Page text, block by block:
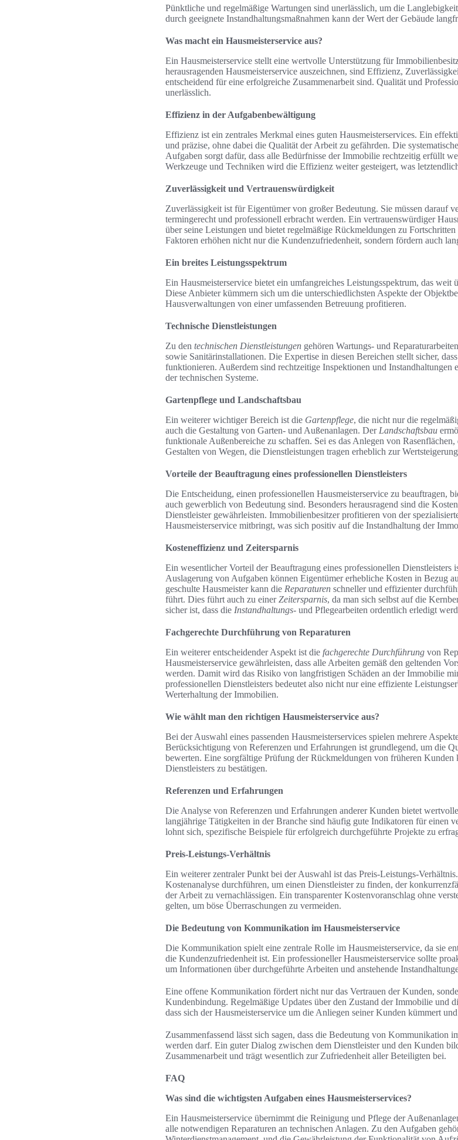
Pünktliche und regelmäßige Wartungen sind unerlässlich, um die
durch geeignete Instandhaltungsmaßnahmen kann der Wert der Gebäude
Was macht ein Hausmeisterservice aus?
Ein Hausmeisterservice stellt eine wertvolle Unterstützung für
herausragenden Hausmeisterservice auszeichnen, sind Effizienz,
entscheidend für eine erfolgreiche Zusammenarbeit sind. Qualität und
unerlässlich.
Effizienz in der Aufgabenbewältigung
Effizienz ist ein zentrales Merkmal eines guten Hausmeisterservices. Ein
und präzise, ohne dabei die Qualität der Arbeit zu gefährden. Die
Aufgaben sorgt dafür, dass alle Bedürfnisse der Immobilie rechtzeitig erfüllt
Werkzeuge und Techniken wird die Effizienz weiter gesteigert, was
Zuverlässigkeit und Vertrauenswürdigkeit
Zuverlässigkeit ist für Eigentümer von großer Bedeutung. Sie müssen darauf
termingerecht und professionell erbracht werden. Ein vertrauenswürdiger
über seine Leistungen und bietet regelmäßige Rückmeldungen zu
Faktoren erhöhen nicht nur die Kundenzufriedenheit, sondern fördern auch
Ein breites Leistungsspektrum
Ein Hausmeisterservice bietet ein umfangreiches Leistungsspektrum, das weit
Diese Anbieter kümmern sich um die unterschiedlichsten Aspekte der
Hausverwaltungen von einer umfassenden Betreuung profitieren.
Technische Dienstleistungen
Zu den technischen Dienstleistungen gehören Wartungs- und
sowie Sanitärinstallationen. Die Expertise in diesen Bereichen stellt sicher,
funktionieren. Außerdem sind rechtzeitige Inspektionen und
der technischen Systeme.
Gartenpflege und Landschaftsbau
Ein weiterer wichtiger Bereich ist die Gartenpflege, die nicht nur die
auch die Gestaltung von Garten- und Außenanlagen. Der Landschaftsbau
funktionale Außenbereiche zu schaffen. Sei es das Anlegen von
Gestalten von Wegen, die Dienstleistungen tragen erheblich zur
Vorteile der Beauftragung eines professionellen Dienstleisters
Die Entscheidung, einen professionellen Hausmeisterservice zu beauftragen,
auch gewerblich von Bedeutung sind. Besonders herausragend sind die
Dienstleister gewährleisten. Immobilienbesitzer profitieren von der
Hausmeisterservice mitbringt, was sich positiv auf die Instandhaltung der
Kosteneffizienz und Zeitersparnis
Ein wesentlicher Vorteil der Beauftragung eines professionellen Dienstleisters
Auslagerung von Aufgaben können Eigentümer erhebliche Kosten in Bezug
geschulte Hausmeister kann die Reparaturen schneller und effizienter
führt. Dies führt auch zu einerZeitersparnis, da man sich selbst auf die
sicher ist, dass die Instandhaltungs- und Pflegearbeiten ordentlich erledigt
Fachgerechte Durchführung von Reparaturen
Ein weiterer entscheidender Aspekt ist die fachgerechte Durchführung von
Hausmeisterservice gewährleisten, dass alle Arbeiten gemäß den geltenden
werden. Damit wird das Risiko von langfristigen Schäden an der Immobilie
professionellen Dienstleisters bedeutet also nicht nur eine effiziente
Werterhaltung der Immobilien.
Wie wählt man den richtigen Hausmeisterservice aus?
Bei der Auswahl eines passenden Hausmeisterservices spielen mehrere
Berücksichtigung von Referenzen und Erfahrungen ist grundlegend, um die
bewerten. Eine sorgfältige Prüfung der Rückmeldungen von früheren Kunden
Dienstleisters zu bestätigen.
Referenzen und Erfahrungen
Die Analyse von Referenzen und Erfahrungen anderer Kunden bietet
langjährige Tätigkeiten in der Branche sind häufig gute Indikatoren für einen
lohnt sich, spezifische Beispiele für erfolgreich durchgeführte Projekte zu
Preis-Leistungs-Verhältnis
Ein weiterer zentraler Punkt bei der Auswahl ist das Preis-Leistungs-
Kostenanalyse durchführen, um einen Dienstleister zu finden, der
der Arbeit zu vernachlässigen. Ein transparenter Kostenvoranschlag ohne
gelten, um böse Überraschungen zu vermeiden.
Die Bedeutung von Kommunikation im Hausmeisterservice
Die Kommunikation spielt eine zentrale Rolle im Hausmeisterservice, da sie
die Kundenzufriedenheit ist. Ein professioneller Hausmeisterservice sollte
um Informationen über durchgeführte Arbeiten und anstehende
Eine offene Kommunikation fördert nicht nur das Vertrauen der Kunden,
Kundenbindung. Regelmäßige Updates über den Zustand der Immobilie und
dass sich der Hausmeisterservice um die Anliegen seiner Kunden kümmert
Zusammenfassend lässt sich sagen, dass die Bedeutung von Kommunikation
werden darf. Ein guter Dialog zwischen dem Dienstleister und den Kunden
Zusammenarbeit und trägt wesentlich zur Zufriedenheit aller Beteiligten bei.
FAQ
Was sind die wichtigsten Aufgaben eines Hausmeisterservices?
Ein Hausmeisterservice übernimmt die Reinigung und Pflege der
alle notwendigen Reparaturen an technischen Anlagen. Zu den Aufgaben